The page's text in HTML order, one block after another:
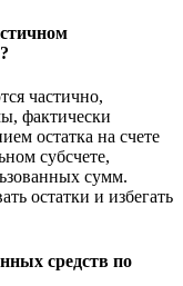
частично,
фактически
остатка на счете
субсчете,
сумм.
остатки и избегать
средств по